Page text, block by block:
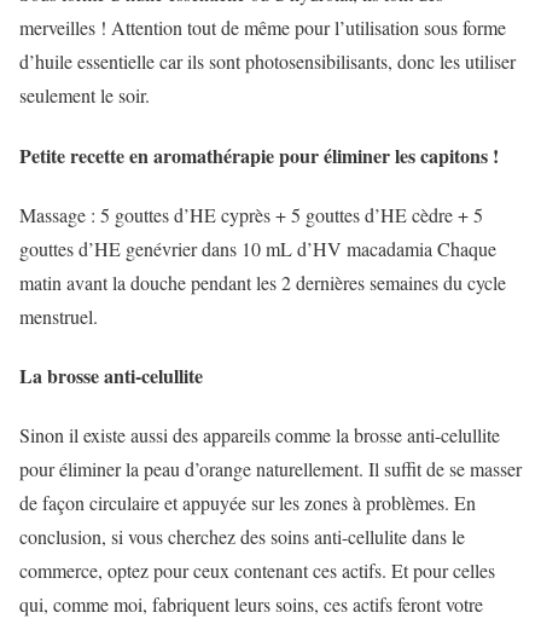
merveilles ! Attention tout de même pour l’utilisation sous forme
d’huile essentielle car ils sont photosensibilisants, donc les utiliser
seulement le soir.
Petite recette en aromathérapie pour éliminer les capitons !
Massage : 5 gouttes d’HE cyprès + 5 gouttes d’HE cèdre + 5
gouttes d’HE genévrier dans 10 mL d’HV macadamia Chaque
matin avant la douche pendant les 2 dernières semaines du cycle
menstruel.
La brosse anti-celullite
Sinon il existe aussi des appareils comme la brosse anti-celullite
pour éliminer la peau d’orange naturellement. Il suffit de se masser
de façon circulaire et appuyée sur les zones à problèmes. En
conclusion, si vous cherchez des soins anti-cellulite dans le
commerce, optez pour ceux contenant ces actifs. Et pour celles
qui, comme moi, fabriquent leurs soins, ces actifs feront votre